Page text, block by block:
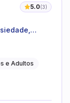
5.0(3)
e Adultos